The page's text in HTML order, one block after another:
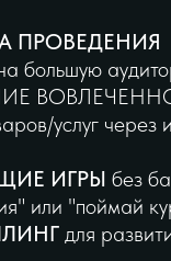
ПРОВЕДЕНИЯ
большую
услуг через
ИГРЫ без
или "поймай
для